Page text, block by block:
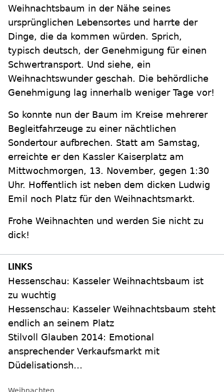
Weihnachtsbaum in der Nähe seines
ursprünglichen Lebensortes und harrte der
Dinge, die da kommen würden. Sprich,
typisch deutsch, der Genehmigung für einen
Schwertransport. Und siehe, ein
Weihnachtswunder geschah. Die behördliche
Genehmigung lag innerhalb weniger Tage vor!
So konnte nun der Baum im Kreise mehrerer
Begleitfahrzeuge zu einer nächtlichen
Sondertour aufbrechen. Statt am Samstag,
erreichte er den Kassler Kaiserplatz am
Mittwochmorgen, 13. November, gegen 1:30
Uhr. Hoffentlich ist neben dem dicken Ludwig
Emil noch Platz für den Weihnachtsmarkt.
Frohe Weihnachten und werden Sie nicht zu
dick!
Hessenschau: Kasseler Weihnachtsbaum ist
zu wuchtig
Hessenschau: Kasseler Weihnachtsbaum steht
endlich an seinem Platz
Stilvoll Glauben 2014: Emotional
ansprechender Verkaufsmarkt mit
Düdelisationsh…
Weihnachten